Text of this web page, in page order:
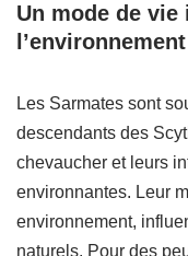
Un mode de
l’environnement
Les Sarmates sont
descendants des
chevaucher et leurs
environnantes. Leur
environnement,
naturels. Pour des